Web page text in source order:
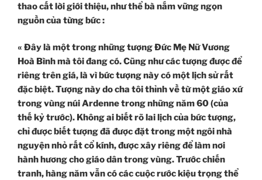
thao cất lời giới thiệu, như thể bà nắm vững ngọn
nguồn của từng bức :
« Đây là một trong những tượng Đức Mẹ Nữ Vương
Hoà Bình mà tôi đang có. Cũng như các tượng được để
riêng trên giá, là vì bức tượng này có một lịch sử rất
đặc biệt. Tượng này do cha tôi thỉnh về từ một giáo xứ
trong vùng núi Ardenne trong những năm 60 (của
thế kỷ trước). Không ai biết rõ lai lịch của bức tượng,
chỉ được biết tượng đã được đặt trong một ngôi nhà
nguyện nhỏ rất cổ kính, được xây riêng để làm nơi
hành hương cho giáo dân trong vùng. Trước chiến
tranh, hàng năm vẫn có các cuộc rước kiệu trọng thể